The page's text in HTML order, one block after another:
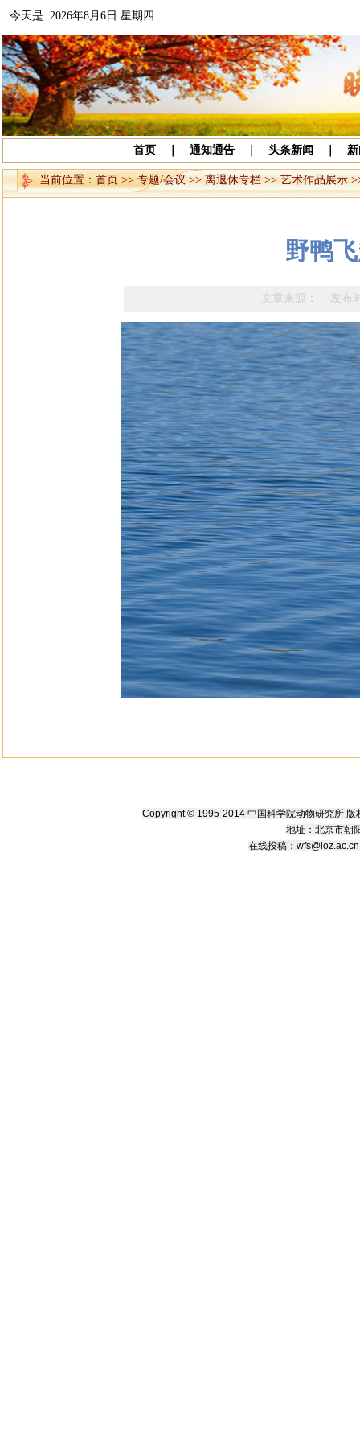
今天是 2026年8月6日 星期四
首页 通知通告 头条新闻
当前位置：首页>>专题/会议 >> 离退休专栏 >> 艺术作品展示
野鸭
文章来源： 发布
Copyright © 1995-2014 中国科学院动物研究所
地址：北京市朝
在线投稿 ： wfs@ioz.ac.cn